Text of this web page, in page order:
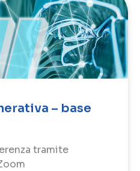
– base
tramite